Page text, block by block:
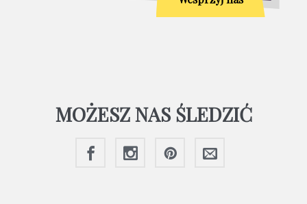
MOŻESZ NAS ŚLEDZIĆ